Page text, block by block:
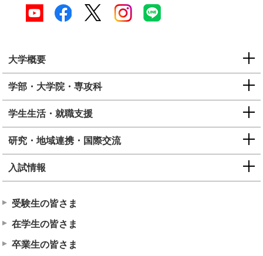
大学概要
学部・大学院・専攻科
学生生活・就職支援
研究・地域連携・国際交流
入試情報
受験生の皆さま
在学生の皆さま
卒業生の皆さま